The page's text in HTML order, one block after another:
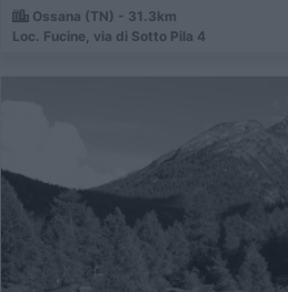
Ossana (TN) - 31.3km
Loc. Fucine, via di Sotto Pila 4